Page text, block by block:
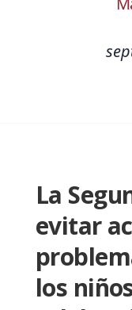
La
evitar
los